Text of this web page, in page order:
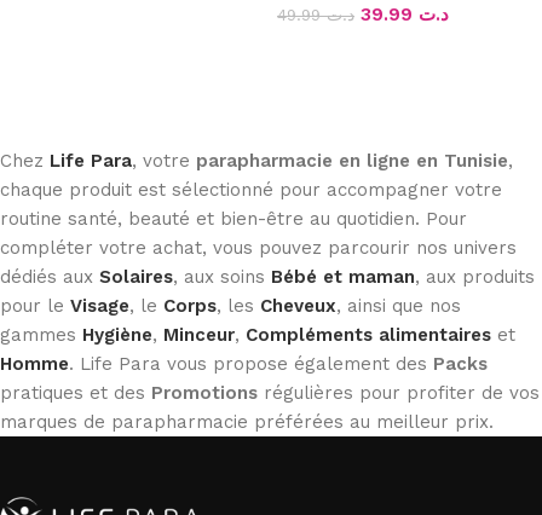
د.ت49.99 د.ت
Chez Life Para, votre parapharmacie en ligne en Tunisie,
chaque produit est sélectionné pour accompagner votre
routine santé, beauté et bien-être au quotidien. Pour
compléter votre achat, vous pouvez parcourir nos univers
dédiés aux Solaires, aux soins Bébé et maman, aux produits
pour le Visage, le Corps, les Cheveux, ainsi que nos
gammes Hygiène, Minceur, Compléments alimentaires et
Homme. Life Para vous propose également des Packs
pratiques et des Promotions régulières pour profiter de vos
marques de parapharmacie préférées au meilleur prix.